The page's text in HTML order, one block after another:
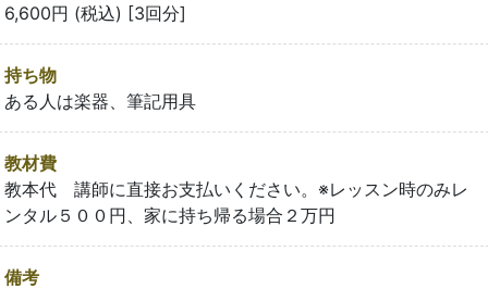
6,600円 (税込) [3回分]
持ち物
ある人は楽器、筆記用具
教材費
教本代 講師に直接お支払いください。※レッスン時のみレ
ンタル５００円、家に持ち帰る場合２万円
備考